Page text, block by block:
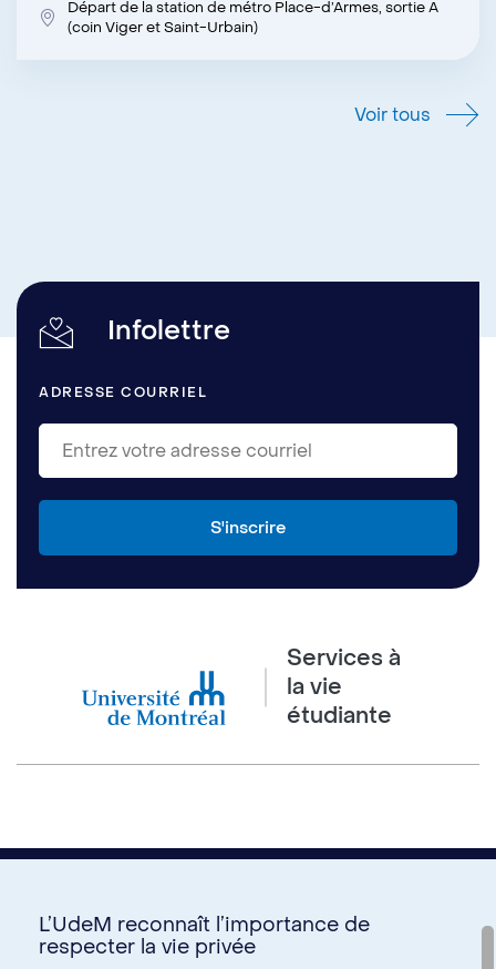
Départ de la station de métro Place-d’Armes, sortie A
(coin Viger et Saint-Urbain)
Voir tous
Infolettre
ADRESSE COURRIEL
Services à
la vie
étudiante
Nous joindre
L’UdeM reconnaît l’importance de
respecter la vie privée